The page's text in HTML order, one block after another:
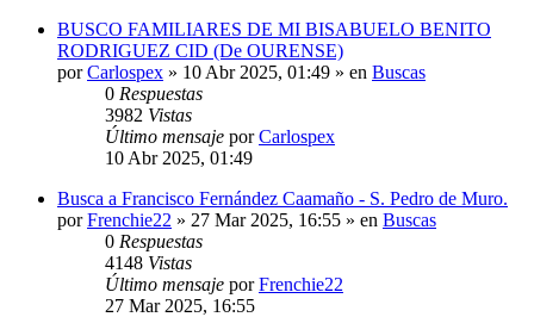
BUSCO FAMILIARES DE MI BISABUELO BENITO
RODRIGUEZ CID (De OURENSE)
porCarlospex » 10 Abr 2025, 01:49 » en Buscas
0 Respuestas
3982 Vistas
Último mensaje porCarlospex
10 Abr 2025, 01:49
Busca a Francisco Fernández Caamaño - S. Pedro de Muro.
porFrenchie22 » 27 Mar 2025, 16:55 » en Buscas
0 Respuestas
4148 Vistas
Último mensaje porFrenchie22
27 Mar 2025, 16:55